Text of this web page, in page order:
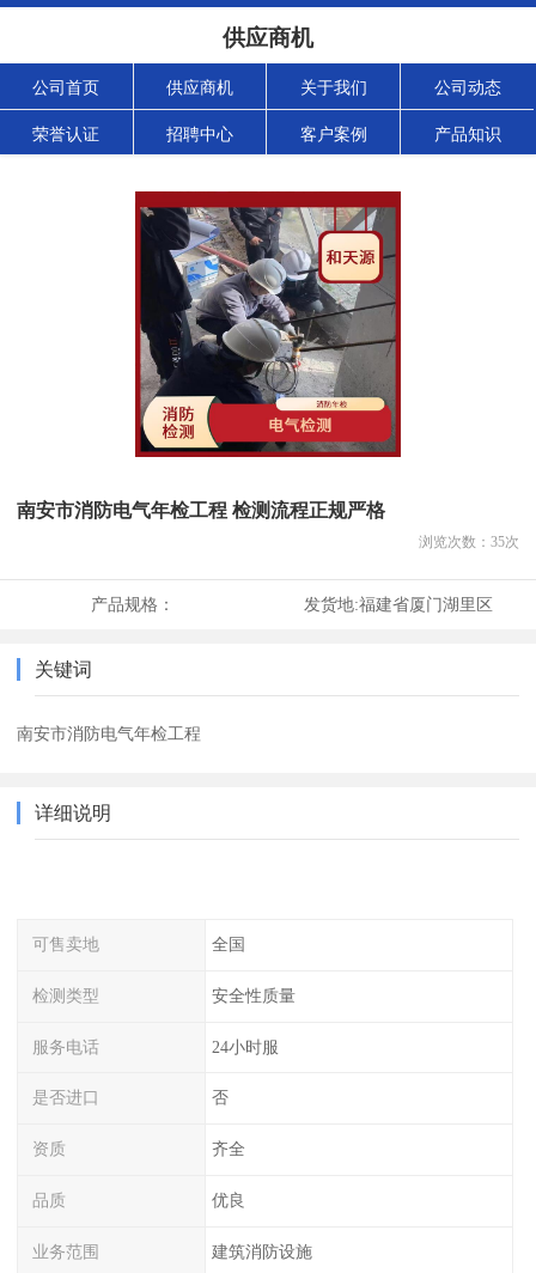
供应商机
公司首页 供应商机 关于我们 公司动态
荣誉认证 招聘中心 客户案例 产品知识
南安市消防电气年检工程 检测流程正规严格
浏览次数： 35次
产品规格： 发货地:福建省厦门湖里区
关键词
南安市消防电气年检工程
详细说明
可售卖地 全国
检测类型 安全性质量
服务电话 24小时服
是否进口 否
资质 齐全
品质 优良
业务范围 建筑消防设施